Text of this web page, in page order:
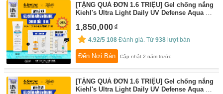
[TẶNG QUÀ ĐƠN 1.6 TRIỆU] Gel chống nắng
Kiehl's Ultra Light Daily UV Defense Aqua Gel
1,850,000
4.92/5 108 Đánh giá. Từ938 lượt bán
Đến Nơi Bán Cập nhật 2 năm trước
[TẶNG QUÀ ĐƠN 1.6 TRIỆU] Gel chống nắng
Kiehl's Ultra Light Daily UV Defense Aqua Gel